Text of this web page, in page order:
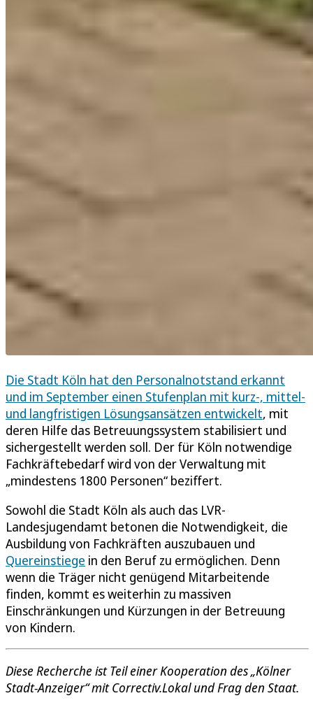
Die Stadt Köln hat den Personalnotstand erkannt
und im September einen Stufenplan mit kurz-, mittel-
und langfristigen Lösungsansätzen entwickelt, mit
deren Hilfe das Betreuungssystem stabilisiert und
sichergestellt werden soll. Der für Köln notwendige
Fachkräftebedarf wird von der Verwaltung mit
„mindestens 1800 Personen“ beziffert.
Sowohl die Stadt Köln als auch das LVR-
Landesjugendamt betonen die Notwendigkeit, die
Ausbildung von Fachkräften auszubauen und
Quereinstiege in den Beruf zu ermöglichen. Denn
wenn die Träger nicht genügend Mitarbeitende
finden, kommt es weiterhin zu massiven
Einschränkungen und Kürzungen in der Betreuung
von Kindern.
Diese Recherche ist Teil einer Kooperation des „Kölner
Stadt-Anzeiger“ mit Correctiv.Lokal und Frag den Staat.